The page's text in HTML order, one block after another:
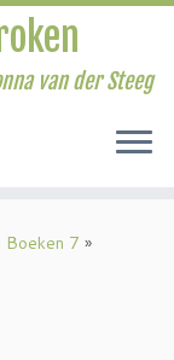
van der Steeg
Boeken 7 »